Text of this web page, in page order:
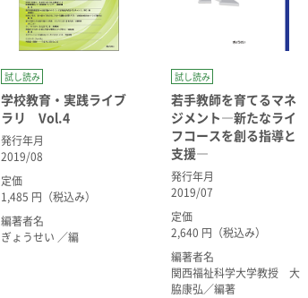
試し読み
学校教育・実践ライブ
ラリ Vol.4
発行年月
2019/08
定価
1,485 円（税込み）
編著者名
ぎょうせい ／編
試し読み
若手教師を育てるマネ
ジメント―新たなライ
フコースを創る指導と
支援―
発行年月
2019/07
定価
2,640 円（税込み）
編著者名
関西福祉科学大学教授 大
脇康弘／編著